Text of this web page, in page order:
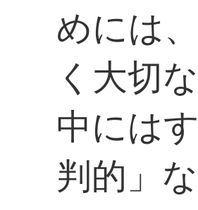
めには
く大切
中には
判的」